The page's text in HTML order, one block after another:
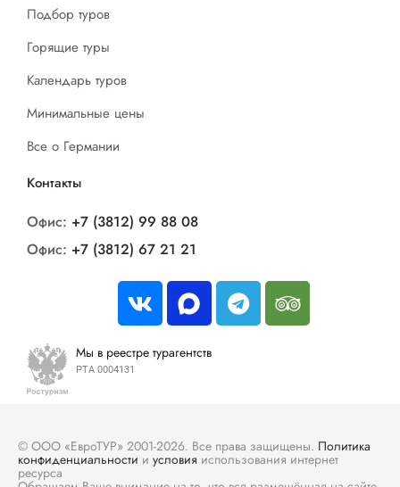
Подбор туров
Горящие туры
Календарь туров
Минимальные цены
Все о Германии
Контакты
Офис: +7 (3812) 99 88 08
Офис: +7 (3812) 67 21 21
Мы в реестре турагентств
РТА 0004131
© ООО «ЕвроТУР» 2001-2026. Все права защищены. Политика
конфиденциальности и условия использования интернет
ресурса